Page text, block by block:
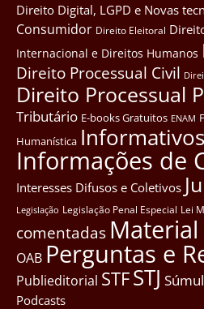
Direito Digital, LGPD e Novas
Consumidor Direito Eleitoral
Internacional e Direitos Humanos
Direito Processual Civil
Direito Processual
Tributário E-books Gratuitos ENAM
Humanística Informativos
Informações de
Interesses Difusos e Coletivos
Legislação Legislação Penal Especial Lei
comentadas
OAB Perguntas e
Publieditorial STFSTJ
Podcasts